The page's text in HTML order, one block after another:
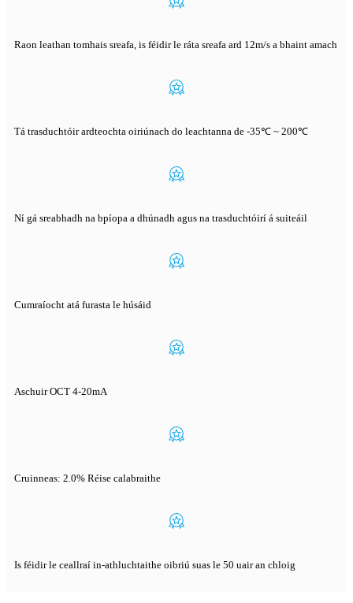
Raon leathan tomhais sreafa, is féidir le ráta sreafa ard 12m/s a bhaint amach
Tá trasduchtóir ardteochta oiriúnach do leachtanna de -35℃ ~ 200℃
Ní gá sreabhadh na bpíopa a dhúnadh agus na trasduchtóirí á suiteáil
Cumraíocht atá furasta le húsáid
Aschuir OCT 4-20mA
Cruinneas: 2.0% Réise calabraithe
Is féidir le ceallraí in-athluchtaithe oibriú suas le 50 uair an chloig